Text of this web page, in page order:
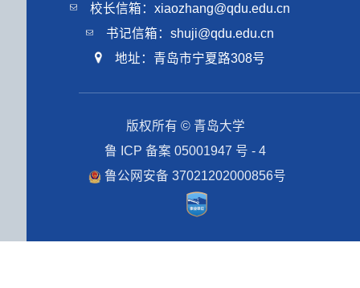
校长信箱：xiaozhang@qdu.edu.cn
书记信箱：shuji@qdu.edu.cn
地址：青岛市宁夏路308号
版权所有 © 青岛大学
鲁 ICP 备案 05001947 号 - 4
鲁公网安备 37021202000856号